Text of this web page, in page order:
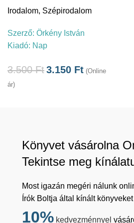
Irodalom, Szépirodalom
Szerző: Örkény István
Kiadó: Nap
3.500Ft3.150 Ft (Online
ár)
Könyvet vásárolna
Tekintse meg
Most igazán megéri nálunk
Írók Boltja által kínált
10% kedvezménnyel